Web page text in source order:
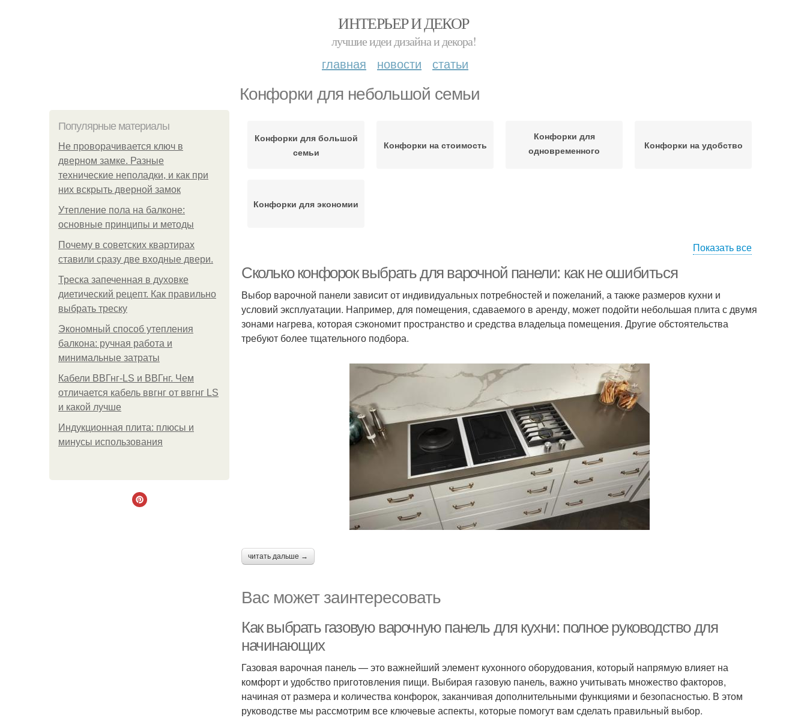
ИНТЕРЬЕР И ДЕКОР
лучшие идеи дизайна и декора!
главная новости статьи
Конфорки для небольшой семьи
Популярные материалы
Не проворачивается ключ в
дверном замке. Разные
технические неполадки, и как при
них вскрыть дверной замок
Утепление пола на балконе:
основные принципы и методы
Почему в советских квартирах
ставили сразу две входные двери.
Треска запеченная в духовке
диетический рецепт. Как правильно
выбрать треску
Экономный способ утепления
балкона: ручная работа и
минимальные затраты
Кабели ВВГнг-LS и ВВГнг. Чем
отличается кабель ввгнг от ввгнг LS
и какой лучше
Индукционная плита: плюсы и
минусы использования
Конфорки для большой
семьи
Конфорки на стоимость
Конфорки для
одновременного
Конфорки на удобство
Конфорки для экономии
Показать все
Сколько конфорок выбрать для варочной панели: как не ошибиться
Выбор варочной панели зависит от индивидуальных потребностей и пожеланий, а также размеров кухни и
условий эксплуатации. Например, для помещения, сдаваемого в аренду, может подойти небольшая плита с двумя
зонами нагрева, которая сэкономит пространство и средства владельца помещения. Другие обстоятельства
требуют более тщательного подбора.
читать дальше →
Вас может заинтересовать
Как выбрать газовую варочную панель для кухни: полное руководство для
начинающих
Газовая варочная панель — это важнейший элемент кухонного оборудования, который напрямую влияет на
комфорт и удобство приготовления пищи. Выбирая газовую панель, важно учитывать множество факторов,
начиная от размера и количества конфорок, заканчивая дополнительными функциями и безопасностью. В этом
руководстве мы рассмотрим все ключевые аспекты, которые помогут вам сделать правильный выбор.